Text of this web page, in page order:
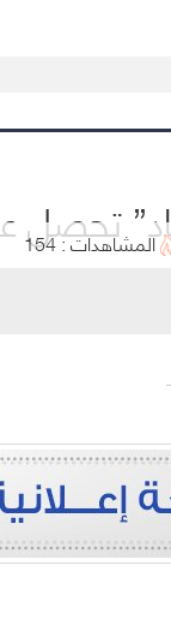
تحصل
المشاهدات : 154